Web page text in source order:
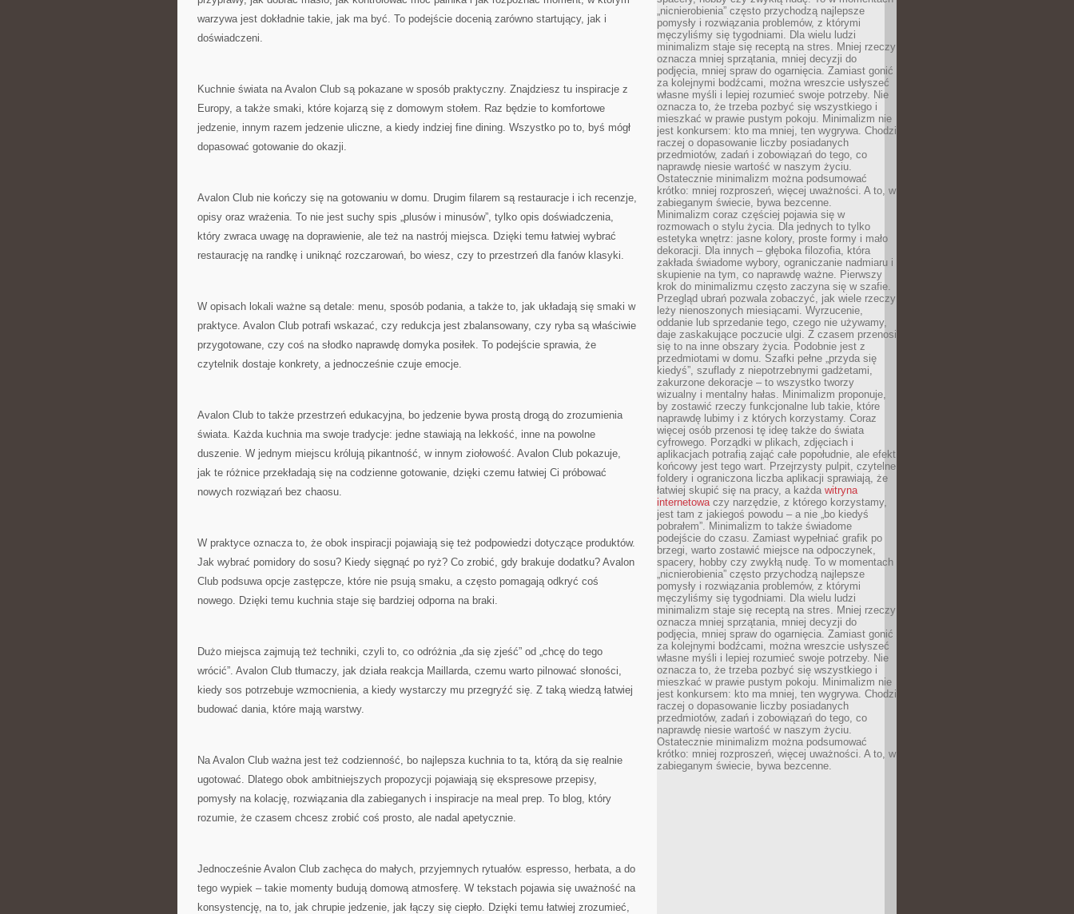
warzywa jest dokładnie takie, jak ma być. To podejście docenią zarówno startujący, jak i
doświadczeni.
Kuchnie świata na Avalon Club są pokazane w sposób praktyczny. Znajdziesz tu inspiracje z
Europy, a także smaki, które kojarzą się z domowym stołem. Raz będzie to komfortowe
jedzenie, innym razem jedzenie uliczne, a kiedy indziej fine dining. Wszystko po to, byś mógł
dopasować gotowanie do okazji.
Avalon Club nie kończy się na gotowaniu w domu. Drugim filarem są restauracje i ich recenzje,
opisy oraz wrażenia. To nie jest suchy spis „plusów i minusów”, tylko opis doświadczenia,
który zwraca uwagę na doprawienie, ale też na nastrój miejsca. Dzięki temu łatwiej wybrać
restaurację na randkę i uniknąć rozczarowań, bo wiesz, czy to przestrzeń dla fanów klasyki.
W opisach lokali ważne są detale: menu, sposób podania, a także to, jak układają się smaki w
praktyce. Avalon Club potrafi wskazać, czy redukcja jest zbalansowany, czy ryba są właściwie
przygotowane, czy coś na słodko naprawdę domyka posiłek. To podejście sprawia, że
czytelnik dostaje konkrety, a jednocześnie czuje emocje.
Avalon Club to także przestrzeń edukacyjna, bo jedzenie bywa prostą drogą do zrozumienia
świata. Każda kuchnia ma swoje tradycje: jedne stawiają na lekkość, inne na powolne
duszenie. W jednym miejscu królują pikantność, w innym ziołowość. Avalon Club pokazuje,
jak te różnice przekładają się na codzienne gotowanie, dzięki czemu łatwiej Ci próbować
nowych rozwiązań bez chaosu.
W praktyce oznacza to, że obok inspiracji pojawiają się też podpowiedzi dotyczące produktów.
Jak wybrać pomidory do sosu? Kiedy sięgnąć po ryż? Co zrobić, gdy brakuje dodatku? Avalon
Club podsuwa opcje zastępcze, które nie psują smaku, a często pomagają odkryć coś
nowego. Dzięki temu kuchnia staje się bardziej odporna na braki.
Dużo miejsca zajmują też techniki, czyli to, co odróżnia „da się zjeść” od „chcę do tego
wrócić”. Avalon Club tłumaczy, jak działa reakcja Maillarda, czemu warto pilnować słoności,
kiedy sos potrzebuje wzmocnienia, a kiedy wystarczy mu przegryźć się. Z taką wiedzą łatwiej
budować dania, które mają warstwy.
Na Avalon Club ważna jest też codzienność, bo najlepsza kuchnia to ta, którą da się realnie
ugotować. Dlatego obok ambitniejszych propozycji pojawiają się ekspresowe przepisy,
pomysły na kolację, rozwiązania dla zabieganych i inspiracje na meal prep. To blog, który
rozumie, że czasem chcesz zrobić coś prosto, ale nadal apetycznie.
Jednocześnie Avalon Club zachęca do małych, przyjemnych rytuałów. espresso, herbata, a do
tego wypiek – takie momenty budują domową atmosferę. W tekstach pojawia się uważność na
konsystencję, na to, jak chrupie jedzenie, jak łączy się ciepło. Dzięki temu łatwiej zrozumieć,
„nicnierobienia” często przychodzą najlepsze
pomysły i rozwiązania problemów, z którymi
męczyliśmy się tygodniami. Dla wielu ludzi
minimalizm staje się receptą na stres. Mniej rzeczy
oznacza mniej sprzątania, mniej decyzji do
podjęcia, mniej spraw do ogarnięcia. Zamiast gonić
za kolejnymi bodźcami, można wreszcie usłyszeć
własne myśli i lepiej rozumieć swoje potrzeby. Nie
oznacza to, że trzeba pozbyć się wszystkiego i
mieszkać w prawie pustym pokoju. Minimalizm nie
jest konkursem: kto ma mniej, ten wygrywa. Chodzi
raczej o dopasowanie liczby posiadanych
przedmiotów, zadań i zobowiązań do tego, co
naprawdę niesie wartość w naszym życiu.
Ostatecznie minimalizm można podsumować
krótko: mniej rozproszeń, więcej uważności. A to, w
zabieganym świecie, bywa bezcenne.
Minimalizm coraz częściej pojawia się w
rozmowach o stylu życia. Dla jednych to tylko
estetyka wnętrz: jasne kolory, proste formy i mało
dekoracji. Dla innych – głęboka filozofia, która
zakłada świadome wybory, ograniczanie nadmiaru i
skupienie na tym, co naprawdę ważne. Pierwszy
krok do minimalizmu często zaczyna się w szafie.
Przegląd ubrań pozwala zobaczyć, jak wiele rzeczy
leży nienoszonych miesiącami. Wyrzucenie,
oddanie lub sprzedanie tego, czego nie używamy,
daje zaskakujące poczucie ulgi. Z czasem przenosi
się to na inne obszary życia. Podobnie jest z
przedmiotami w domu. Szafki pełne „przyda się
kiedyś”, szuflady z niepotrzebnymi gadżetami,
zakurzone dekoracje – to wszystko tworzy
wizualny i mentalny hałas. Minimalizm proponuje,
by zostawić rzeczy funkcjonalne lub takie, które
naprawdę lubimy i z których korzystamy. Coraz
więcej osób przenosi tę ideę także do świata
cyfrowego. Porządki w plikach, zdjęciach i
aplikacjach potrafią zająć całe popołudnie, ale efekt
końcowy jest tego wart. Przejrzysty pulpit, czytelne
foldery i ograniczona liczba aplikacji sprawiają, że
łatwiej skupić się na pracy, a każda witryna
internetowaczy narzędzie, z którego korzystamy,
jest tam z jakiegoś powodu – a nie „bo kiedyś
pobrałem”. Minimalizm to także świadome
podejście do czasu. Zamiast wypełniać grafik po
brzegi, warto zostawić miejsce na odpoczynek,
spacery, hobby czy zwykłą nudę. To w momentach
„nicnierobienia” często przychodzą najlepsze
pomysły i rozwiązania problemów, z którymi
męczyliśmy się tygodniami. Dla wielu ludzi
minimalizm staje się receptą na stres. Mniej rzeczy
oznacza mniej sprzątania, mniej decyzji do
podjęcia, mniej spraw do ogarnięcia. Zamiast gonić
za kolejnymi bodźcami, można wreszcie usłyszeć
własne myśli i lepiej rozumieć swoje potrzeby. Nie
oznacza to, że trzeba pozbyć się wszystkiego i
mieszkać w prawie pustym pokoju. Minimalizm nie
jest konkursem: kto ma mniej, ten wygrywa. Chodzi
raczej o dopasowanie liczby posiadanych
przedmiotów, zadań i zobowiązań do tego, co
naprawdę niesie wartość w naszym życiu.
Ostatecznie minimalizm można podsumować
krótko: mniej rozproszeń, więcej uważności. A to, w
zabieganym świecie, bywa bezcenne.